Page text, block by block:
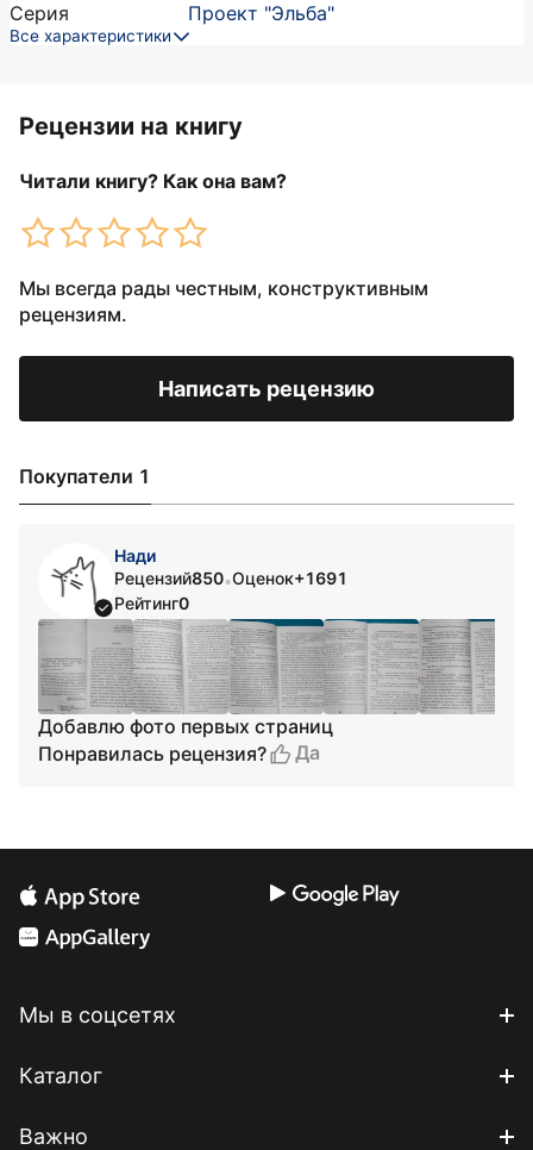
Серия
Проект "Эльба"
Все характеристики
Рецензии на книгу
Читали книгу? Как она вам?
Мы всегда рады честным, конструктивным
рецензиям.
Написать рецензию
Покупатели 1
Нади
Рецензий850•Оценок+1691
Рейтинг0
Добавлю фото первых страниц
Понравилась рецензия?
Да
Мы в соцсетях
Каталог
Важно